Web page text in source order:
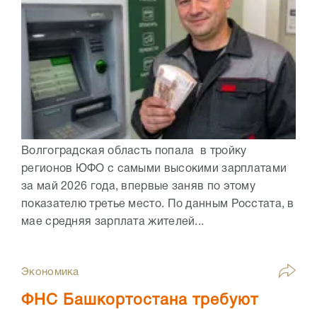
Волгоградская область попала в тройку
регионов ЮФО с самыми высокими зарплатами
за май 2026 года, впервые заняв по этому
показателю третье место. По данным Росстата, в
мае средняя зарплата жителей...
Экономика
ФНС Башкортостана требуют